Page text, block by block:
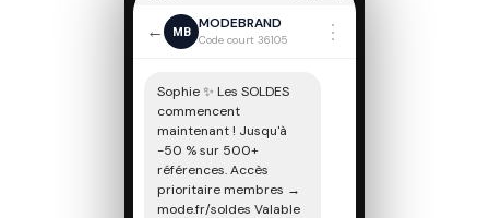
← MB
MODEBRAND
Code court 36105 ⋮
Sophie ✨ Les SOLDES
commencent
maintenant ! Jusqu'à
-50 % sur 500+
références. Accès
prioritaire membres →
mode.fr/soldes Valable